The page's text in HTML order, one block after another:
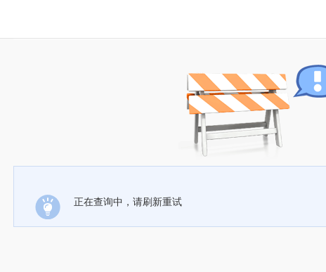
正在查询中，请刷新重试